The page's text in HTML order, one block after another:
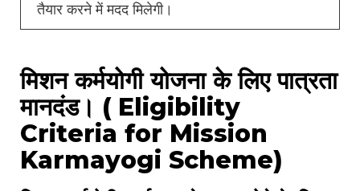
तैयार करने में मदद मिलेगी।
मिशन कर्मयोगी योजना के लिए पात्रता
मानदंड। ( Eligibility
Criteria for Mission
Karmayogi Scheme)